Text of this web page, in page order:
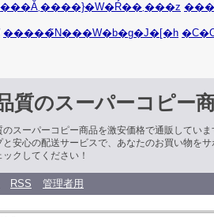
PC�p�ዾ�y�Ǘ��l���g���Ă܂����}�W�Ŕ��܂���z ���
�����̃N���W�b�g�J�[�h
質のスーパーコピー
のスーパーコピー商品を激安価格で通販してい
と安心の配送サービスで、あなたのお買い物を
ックしてください！
RSS 管理者用